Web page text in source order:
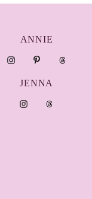
ANNIE
JENNA